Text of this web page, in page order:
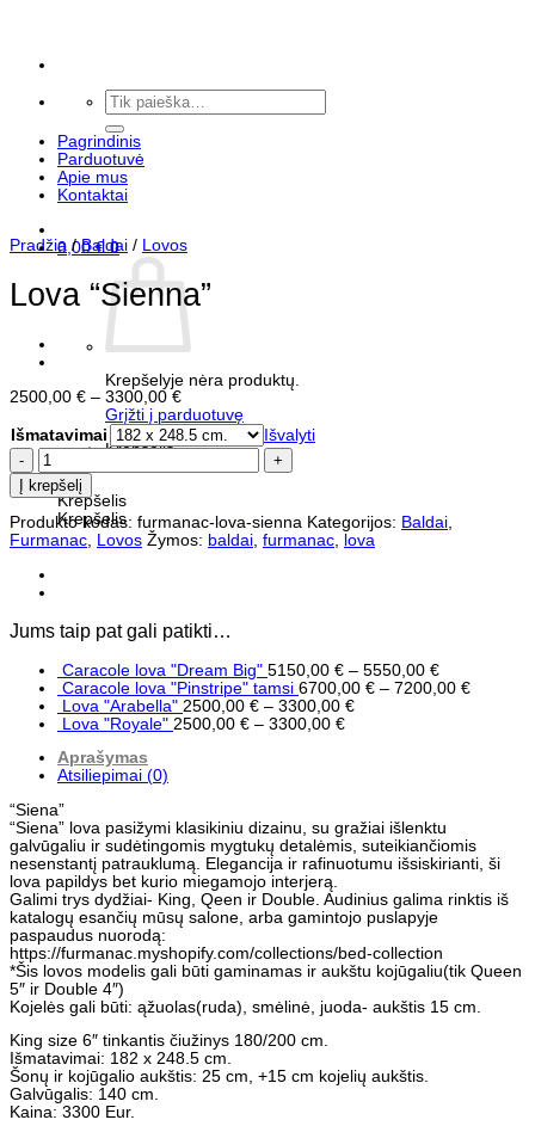
Ieškoti:
Pagrindinis
Parduotuvė
Apie mus
Kontaktai
0,00€ 0
Krepšelyje nėra produktų.
Grįžti į parduotuvę
Krepšelis
0
Krepšelis
Krepšelis
Pradžia / Baldai / Lovos
Lova “Sienna”
2500,00 € – 3300,00 €
Išmatavimai
Išvalyti
produkto
kiekis:
Lova
"Sienna"
Į krepšelį
Produkto kodas: furmanac-lova-sienna Kategorijos: Baldai,
Furmanac, Lovos Žymos: baldai, furmanac, lova
Jums taip pat gali patikti…
Caracole lova "Dream Big" 5150,00 € – 5550,00 €
Caracole lova "Pinstripe" tamsi 6700,00 € – 7200,00 €
Lova "Arabella" 2500,00 € – 3300,00 €
Lova "Royale" 2500,00 € – 3300,00 €
Aprašymas
Atsiliepimai (0)
“Siena”
“Siena” lova pasižymi klasikiniu dizainu, su gražiai išlenktu
galvūgaliu ir sudėtingomis mygtukų detalėmis, suteikiančiomis
nesenstantį patrauklumą. Elegancija ir rafinuotumu išsiskirianti, ši
lova papildys bet kurio miegamojo interjerą.
Galimi trys dydžiai- King, Qeen ir Double. Audinius galima rinktis iš
katalogų esančių mūsų salone, arba gamintojo puslapyje
paspaudus nuorodą:
https://furmanac.myshopify.com/collections/bed-collection
*Šis lovos modelis gali būti gaminamas ir aukštu kojūgaliu(tik Queen
5″ ir Double 4″)
Kojelės gali būti: ąžuolas(ruda), smėlinė, juoda- aukštis 15 cm.
King size 6″ tinkantis čiužinys 180/200 cm.
Išmatavimai: 182 x 248.5 cm.
Šonų ir kojūgalio aukštis: 25 cm, +15 cm kojelių aukštis.
Galvūgalis: 140 cm.
Kaina: 3300 Eur.